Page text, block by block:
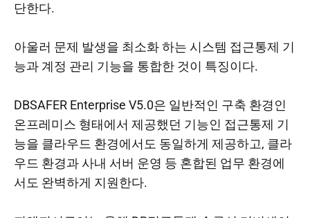
단한다.
아울러 문제 발생을 최소화 하는 시스템 접근통제 기
능과 계정 관리 기능을 통합한 것이 특징이다.
DBSAFER Enterprise V5.0은 일반적인 구축 환경인
온프레미스 형태에서 제공했던 기능인 접근통제 기
능을 클라우드 환경에서도 동일하게 제공하고, 클라
우드 환경과 사내 서버 운영 등 혼합된 업무 환경에
서도 완벽하게 지원한다.